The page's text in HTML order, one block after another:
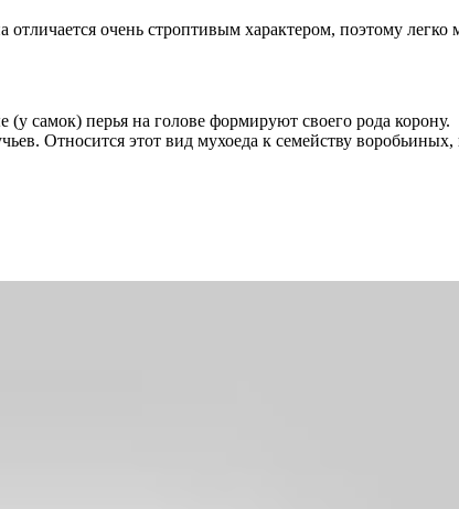
очень строптивым характером, поэтому легко
самок) перья на голове формируют своего рода корону.
Относится этот вид мухоеда к семейству